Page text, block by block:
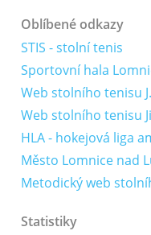
Oblíbené odkazy
STIS - stolní tenis
Sportovní hala
Web stolního tenisu
Web stolního tenisu
HLA - hokejová liga
Město Lomnice nad
Metodický web
Statistiky